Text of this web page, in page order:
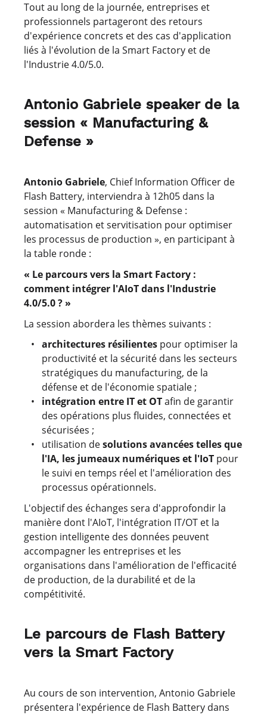
Tout au long de la journée, entreprises et
professionnels partageront des retours
d'expérience concrets et des cas d'application
liés à l'évolution de la Smart Factory et de
l'Industrie 4.0/5.0.
Antonio Gabriele speaker de la
session « Manufacturing &
Defense »
Antonio Gabriele, Chief Information Officer de
Flash Battery, interviendra à 12h05 dans la
session « Manufacturing & Defense :
automatisation et servitisation pour optimiser
les processus de production », en participant à
la table ronde :
« Le parcours vers la Smart Factory :
comment intégrer l'AIoT dans l'Industrie
4.0/5.0 ? »
La session abordera les thèmes suivants :
architectures résilientes pour optimiser la
productivité et la sécurité dans les secteurs
stratégiques du manufacturing, de la
défense et de l'économie spatiale ;
intégration entre IT et OTafin de garantir
des opérations plus fluides, connectées et
sécurisées ;
utilisation desolutions avancées telles que
l'IA, les jumeaux numériques et l'IoT pour
le suivi en temps réel et l'amélioration des
processus opérationnels.
L'objectif des échanges sera d'approfondir la
manière dont l'AIoT, l'intégration IT/OT et la
gestion intelligente des données peuvent
accompagner les entreprises et les
organisations dans l'amélioration de l'efficacité
de production, de la durabilité et de la
compétitivité.
Le parcours de Flash Battery
vers la Smart Factory
Au cours de son intervention, Antonio Gabriele
présentera l'expérience de Flash Battery dans